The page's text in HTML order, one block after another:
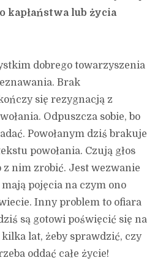
kapłaństwa lub życia
dobrego towarzyszenia
Brak
się rezygnacją z
Odpuszcza sobie, bo
Powołanym dziś brakuje
powołania. Czują głos
z nim zrobić. Jest wezwanie
mają pojęcia na czym ono
Inny problem to ofiara
są gotowi poświęcić się na
lat, żeby sprawdzić, czy
oddać całe życie!